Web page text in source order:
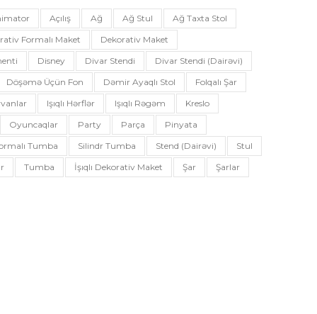
Açılış Ağ Ağ Stul
Ağ Taxta Stol
Formalı Maket
Dekorativ Maket
Disney Divar Stendi
Divar Stendi (dairəvi)
Döşəmə Üçün Fon
Dəmir Ayaqlı Stol
Folqalı Şar
Işıqlı Hərflər Işıqlı Rəgəm
Kreslo
Oyuncaqlar
Party Parça
Pinyata
Tumba
Silindr Tumba Stend (dairəvi)
Stul
Tumba İşıqlı Dekorativ Maket Şar Şarlar